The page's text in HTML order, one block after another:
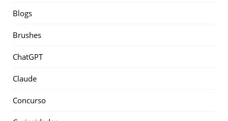
Blogs
Brushes
ChatGPT
Claude
Concurso